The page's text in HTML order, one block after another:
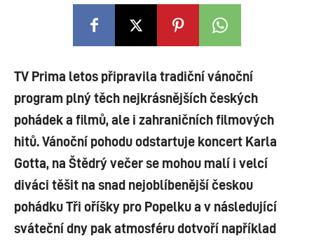
TV Prima letos připravila tradiční vánoční
program plný těch nejkrásnějších českých
pohádek a filmů, ale i zahraničních filmových
hitů. Vánoční pohodu odstartuje koncert Karla
Gotta, na Štědrý večer se mohou malí i velcí
diváci těšit na snad nejoblíbenější českou
pohádku Tři oříšky pro Popelku a v následující
sváteční dny pak atmosféru dotvoří například